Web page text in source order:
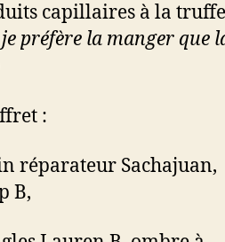
capillaires à la truffe
préfère la manger que
:
réparateur Sachajuan,
B,